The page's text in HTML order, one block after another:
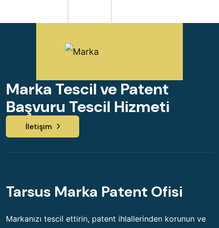
Marka Tescil ve Patent
Başvuru Tescil Hizmeti
İletişim
Tarsus Marka Patent Ofisi
Markanızı tescil ettirin, patent ihlallerinden korunun ve